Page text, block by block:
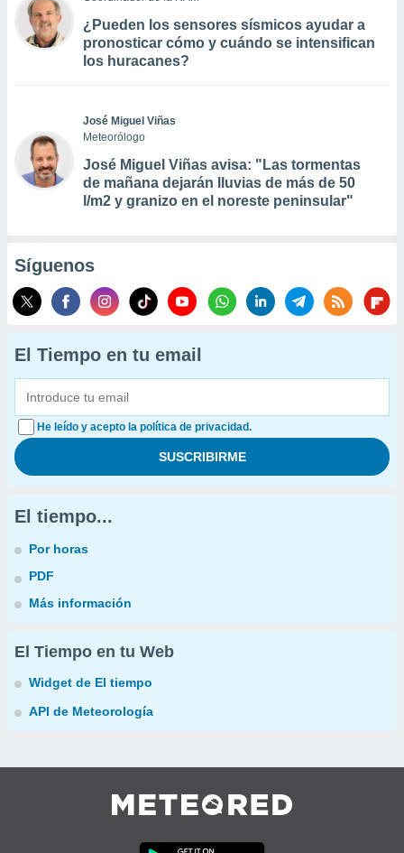
¿Pueden los sensores sísmicos ayudar a
pronosticar cómo y cuándo se intensifican
los huracanes?
José Miguel Viñas
Meteorólogo
José Miguel Viñas avisa: "Las tormentas
de mañana dejarán lluvias de más de 50
l/m2 y granizo en el noreste peninsular"
Síguenos
El Tiempo en tu email
He leído y acepto la política de privacidad.
El tiempo...
Por horas
PDF
Más información
El Tiempo en tu Web
Widget de El tiempo
API de Meteorología